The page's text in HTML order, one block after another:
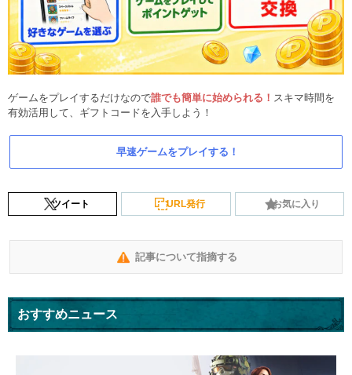
ゲームをプレイするだけなので誰でも簡単に始められる！ スキマ時間を
有効活用して、ギフトコードを入手しよう！
早速ゲームをプレイする！
ツイート URL発行 お気に入り
記事について指摘する
おすすめニュース